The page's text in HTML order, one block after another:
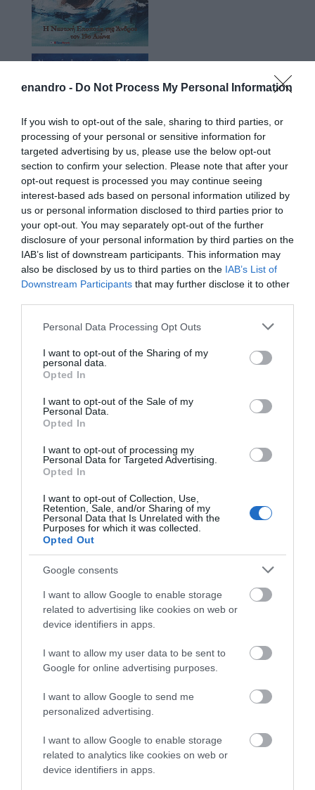
enandro - Do Not Process My Personal Information
If you wish to opt-out of the sale, sharing to third parties, or
processing of your personal or sensitive information for
targeted advertising by us, please use the below opt-out
section to confirm your selection. Please note that after your
opt-out request is processed you may continue seeing
interest-based ads based on personal information utilized by
us or personal information disclosed to third parties prior to
your opt-out. You may separately opt-out of the further
disclosure of your personal information by third parties on the
IAB’s list of downstream participants. This information may
also be disclosed by us to third parties on the IAB’s List of
Downstream Participants that may further disclose it to other
Please note that this website/app uses one or more Google
not limited to your visit or usage behaviour. You may click to
grant or deny consent to Google and its third-party tags to
use your data for below specified purposes in below Google
consent section.
Personal Data Processing Opt Outs
I want to opt-out of the Sharing of my
personal data.
Opted In
I want to opt-out of the Sale of my
Personal Data.
Opted In
I want to opt-out of processing my
Personal Data for Targeted Advertising.
Opted In
I want to opt-out of Collection, Use,
Retention, Sale, and/or Sharing of my
Personal Data that Is Unrelated with the
Purposes for which it was collected.
Opted Out
Google consents
I want to allow Google to enable storage
related to advertising like cookies on web or
device identifiers in apps.
I want to allow my user data to be sent to
Google for online advertising purposes.
I want to allow Google to send me
personalized advertising.
I want to allow Google to enable storage
related to analytics like cookies on web or
device identifiers in apps.
Προτεινόμενα άρθρα
Η Φιλαρμονική του Μουσικού Συλλόγου Άνδρου τίμησε
τον μοναδικό Γιώργο Κατσαρό
Απαράδεκτη εμπειρία στη Ραφήνα. Φωτογραφίες από
βίντεο εκείνης της ώρας…
Η ΥΔΡΟΦΟΡΑ ΤΟΥ ΕΠΑΡΧΕΙΟΥ ΧΑΘΗΚΕ! ΟΠΩΣ
ΧΑΘΗΚΑΝ ΚΑΙ ΟΙ ΑΣΦΑΛΤΟΣΤΡΩΣΕΙΣ ΤΟΥ
ΠΑΡΑΜΕΝΟΥΝ…
ΑΠΟΚΛΕΙΣΤΙΚΟ: «ΕΤΣΙ ΑΝΑΚΑΛΥΨΑ ΤΟ
ΣΗΜΑΝΤΙΚΟ ΑΡΧΑΙΟ ΝΑΥΑΓΙΟ ΤΗΣ ΑΝΔΡΟΥ!…»
ΑΝΟΙΧΤΗ ΕΠΙΣΤΟΛΗ ΠΑΛΑΙΟΠΟΛΗΣ: Προς K.
Μητσοτάκη, N. Κακλαμάνη, K. Χατζηδάκη
Η νεολαία της Άνδρου είναι
εδώ. Χρειάζεται όμως
05/08/2026